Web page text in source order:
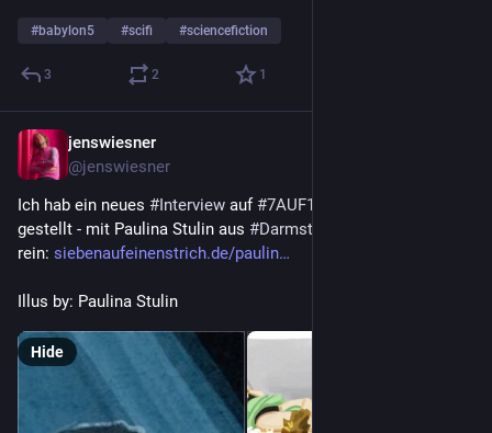
#babylon5 #scifi #sciencefiction
3 2 1
jenswiesner
@jenswiesner
Ich hab ein neues # Interview auf #7AUF1STRICH
gestellt - mit Paulina Stulin aus #Darmstadt
rein: siebenaufeinenstrich.de/paulin
Illus by: Paulina Stulin
Hide